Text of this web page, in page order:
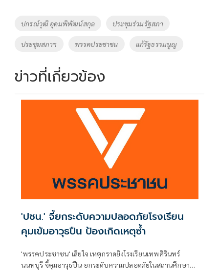
b
o
o
k
er y
Li
k
Tags
ปกรณ์วุฒิ อุดมพิพัฒน์สกุล ประชุมร่วมรัฐสภา
ประชุมสภาฯ พรรคประชาชน แก้รัฐธรรมนูญ
ข่าวที่เกี่ยวข้อง
'ปชน.' จี้ยกระดับความปลอดภัยโรงเรียน
คุมเข้มอาวุธปืน ป้องเกิดเหตุซ้ำ
'พรรคประชาชน' เสียใจ เหตุกราดยิงโรงเรียนเทพศิรินทร์
นนทบุรี จี้คุมอาวุธปืน-ยกระดับความปลอดภัยในสถานศึกษา